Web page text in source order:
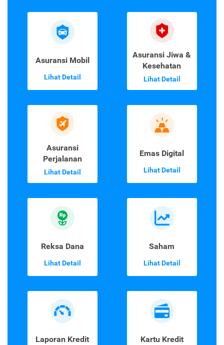
Asuransi Mobil
Lihat Detail
Asuransi Jiwa &
Kesehatan
Lihat Detail
Asuransi
Perjalanan
Lihat Detail
Emas Digital
Lihat Detail
Reksa Dana
Lihat Detail
Saham
Lihat Detail
Laporan Kredit Kartu Kredit